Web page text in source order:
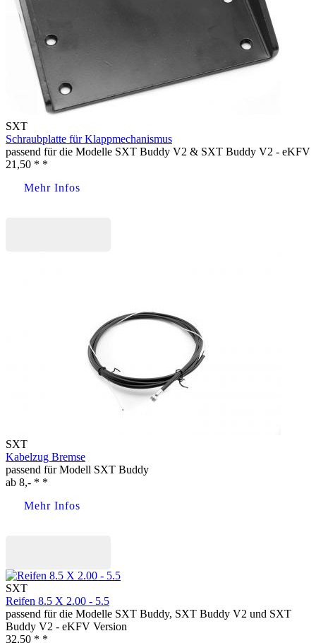
SXT
Schraubplatte für Klappmechanismus
passend für die Modelle SXT Buddy V2 & SXT Buddy V2 - eKFV
21,50 * *
Mehr Infos
SXT
Kabelzug Bremse
passend für Modell SXT Buddy
ab 8,- * *
Mehr Infos
SXT
Reifen 8.5 X 2.00 - 5.5
passend für die Modelle SXT Buddy, SXT Buddy V2 und SXT
Buddy V2 - eKFV Version
32,50 * *